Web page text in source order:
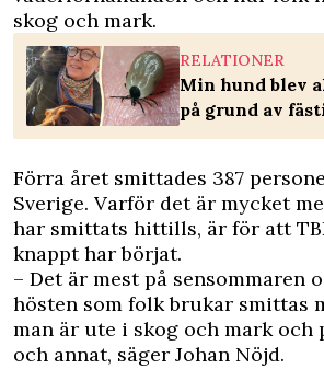
skog och mark.
RELATIONER
Min hund blev
på grund av
Förra året smittades 387
Sverige. Varför det är mycket
har smittats hittills, är för att
knappt har börjat.
– Det är mest på sensommaren
hösten som folk brukar smittas
man är ute i skog och mark och
och annat, säger Johan Nöjd.